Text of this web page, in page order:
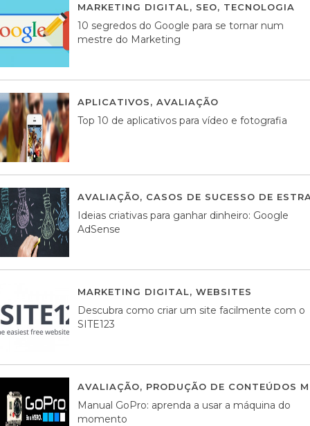
MARKETING DIGITAL, SEO, TECNOLOGIA
10 segredos do Google para se tornar num
mestre do Marketing
APLICATIVOS, AVALIAÇÃO
Top 10 de aplicativos para vídeo e fotografia
AVALIAÇÃO, CASOS DE SUCESSO DE
Ideias criativas para ganhar dinheiro: Google
AdSense
MARKETING DIGITAL, WEBSITES
Descubra como criar um site facilmente com o
SITE123
AVALIAÇÃO, PRODUÇÃO DE CONTEÚDOS
Manual GoPro: aprenda a usar a máquina do
momento